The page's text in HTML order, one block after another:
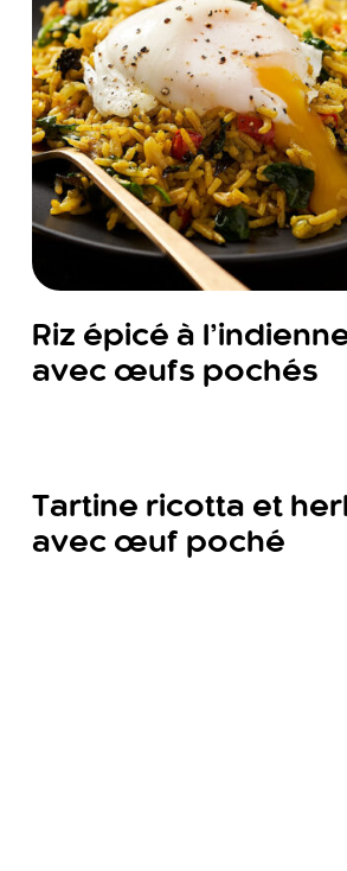
Riz épicé à
avec œufs pochés
Tartine ricotta et
avec œuf poché